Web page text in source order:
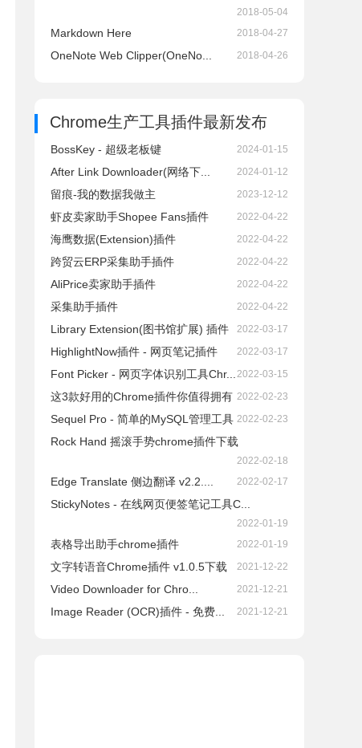
2018-05-04
Markdown Here 2018-04-27
OneNote Web Clipper(OneNo... 2018-04-26
Chrome生产工具插件最新发布
BossKey - 超级老板键 2024-01-15
After Link Downloader(网络下... 2024-01-12
留痕-我的数据我做主 2023-12-12
虾皮卖家助手Shopee Fans插件 2022-04-22
海鹰数据(Extension)插件 2022-04-22
跨贸云ERP采集助手插件 2022-04-22
AliPrice卖家助手插件 2022-04-22
采集助手插件 2022-04-22
Library Extension(图书馆扩展) 插件 2022-03-17
HighlightNow插件 - 网页笔记插件 2022-03-17
Font Picker - 网页字体识别工具Chr... 2022-03-15
这3款好用的Chrome插件你值得拥有 2022-02-23
Sequel Pro - 简单的MySQL管理工具 2022-02-23
Rock Hand 摇滚手势chrome插件下载
2022-02-18
Edge Translate 侧边翻译 v2.2.... 2022-02-17
StickyNotes - 在线网页便签笔记工具C...
2022-01-19
表格导出助手chrome插件 2022-01-19
文字转语音Chrome插件 v1.0.5下载 2021-12-22
Video Downloader for Chro... 2021-12-21
Image Reader (OCR)插件 - 免费... 2021-12-21